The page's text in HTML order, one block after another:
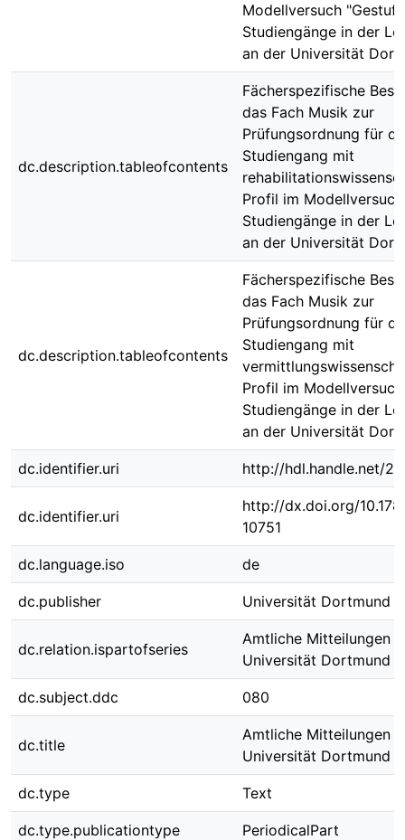
Modellversuch
Studiengänge in der
an der Universität
dc.description.tableofcontents
Fächerspezifische
das Fach Musik zur
Prüfungsordnung für
Studiengang mit
Profil im
Studiengänge in der
an der Universität
dc.description.tableofcontents
Fächerspezifische
das Fach Musik zur
Prüfungsordnung für
Studiengang mit
Profil im
Studiengänge in der
an der Universität
dc.identifier.uri http://hdl.handle.net/
dc.identifier.uri
http://dx.doi.org/
10751
dc.language.iso de
dc.publisher Universität Dortmund
dc.relation.ispartofseries
Amtliche Mitteilungen
Universität Dortmund ;
dc.subject.ddc 080
dc.title
Amtliche Mitteilungen
Universität Dortmund
dc.type Text
dc.type.publicationtype PeriodicalPart